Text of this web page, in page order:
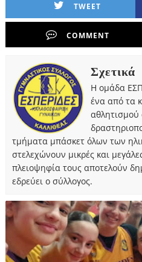
TWEET
COMMENT
Σχετικά
Η ομάδα
ένα από τα
αθλητισμού
τμήματα μπάσκετ όλων των
στελεχώνουν μικρές και
πλειοψηφία τους αποτελούν
εδρεύει ο σύλλογος.